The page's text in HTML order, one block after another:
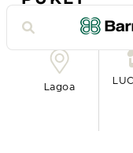
Lagoa